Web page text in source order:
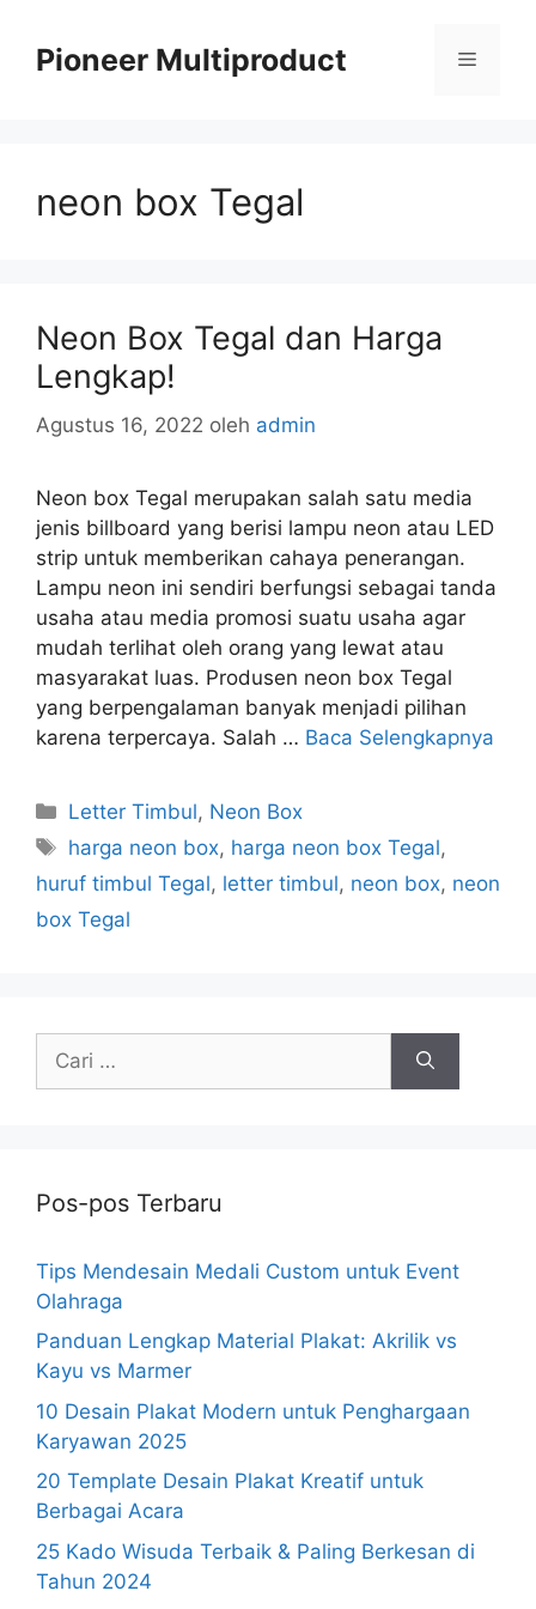
Pioneer Multiproduct Menu
neon box Tegal
Neon Box Tegal dan Harga
Lengkap!
Agustus 16, 2022 oleh admin
Neon box Tegal merupakan salah satu media
jenis billboard yang berisi lampu neon atau LED
strip untuk memberikan cahaya penerangan.
Lampu neon ini sendiri berfungsi sebagai tanda
usaha atau media promosi suatu usaha agar
mudah terlihat oleh orang yang lewat atau
masyarakat luas. Produsen neon box Tegal
yang berpengalaman banyak menjadi pilihan
karena terpercaya. Salah … Baca Selengkapnya
Kategori
Letter Timbul, Neon Box
Tag
harga neon box, harga neon box Tegal,
huruf timbul Tegal, letter timbul, neon box, neon
box Tegal
untuk:
Pos-pos Terbaru
Tips Mendesain Medali Custom untuk Event
Olahraga
Panduan Lengkap Material Plakat: Akrilik vs
Kayu vs Marmer
10 Desain Plakat Modern untuk Penghargaan
Karyawan 2025
20 Template Desain Plakat Kreatif untuk
Berbagai Acara
25 Kado Wisuda Terbaik & Paling Berkesan di
Tahun 2024